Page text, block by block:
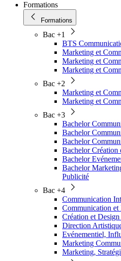
Formations
Formations
Bac +1
BTS
Marketing et
Marketing et
Marketing et
Bac +2
Marketing et
Marketing et
Bac +3
Bachelor
Bachelor
Bachelor
Bachelor Création
Bachelor
Bachelor
Publicité
Bac +4
Communication
Communication
Création et
Direction
Evénementiel,
Marketing
Marketing,